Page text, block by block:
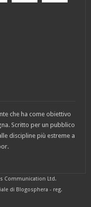
che ha come obiettivo
Scritto per un pubblico
discipline più estreme a
Communication Ltd.
di Blogosphera - reg.